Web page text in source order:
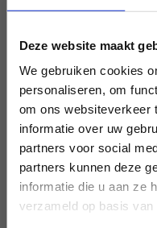
Deze website maakt
We gebruiken cookies
personaliseren, om
om ons websiteverkeer
informatie over uw
partners voor social
partners kunnen deze
informatie die u aan ze
verzameld op basis
Wenn Sie eine
Arbeit betrifft,
stellen Sie Ihre
schaffen auf